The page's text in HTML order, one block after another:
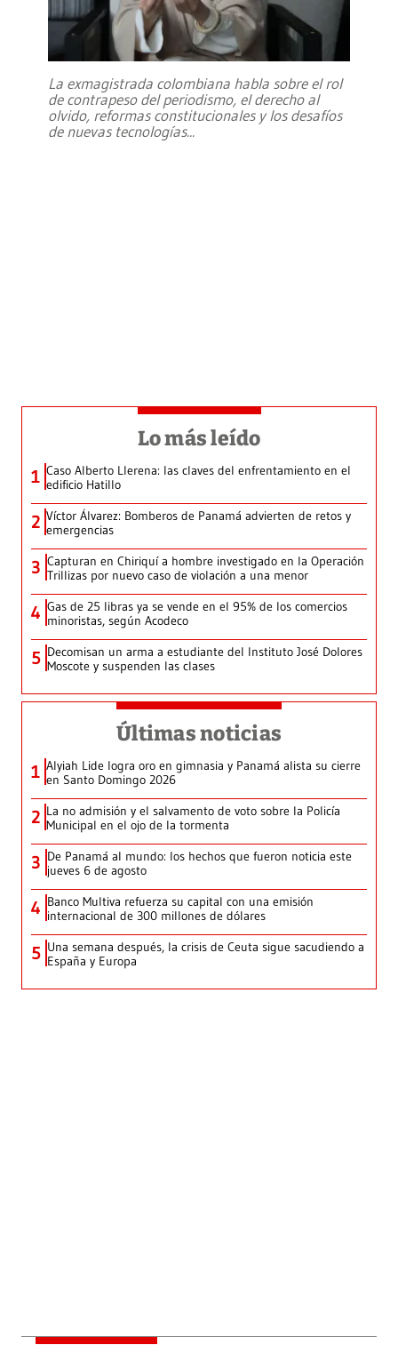
La exmagistrada colombiana habla sobre el rol
de contrapeso del periodismo, el derecho al
olvido, reformas constitucionales y los desafíos
de nuevas tecnologías...
Lo más leído
1 Caso Alberto Llerena: las claves del enfrentamiento en el
edificio Hatillo
2 Víctor Álvarez: Bomberos de Panamá advierten de retos y
emergencias
3 Capturan en Chiriquí a hombre investigado en la Operación
Trillizas por nuevo caso de violación a una menor
4 Gas de 25 libras ya se vende en el 95% de los comercios
minoristas, según Acodeco
5 Decomisan un arma a estudiante del Instituto José Dolores
Moscote y suspenden las clases
Últimas noticias
1 Alyiah Lide logra oro en gimnasia y Panamá alista su cierre
en Santo Domingo 2026
2 La no admisión y el salvamento de voto sobre la Policía
Municipal en el ojo de la tormenta
3 De Panamá al mundo: los hechos que fueron noticia este
jueves 6 de agosto
4 Banco Multiva refuerza su capital con una emisión
internacional de 300 millones de dólares
5 Una semana después, la crisis de Ceuta sigue sacudiendo a
España y Europa